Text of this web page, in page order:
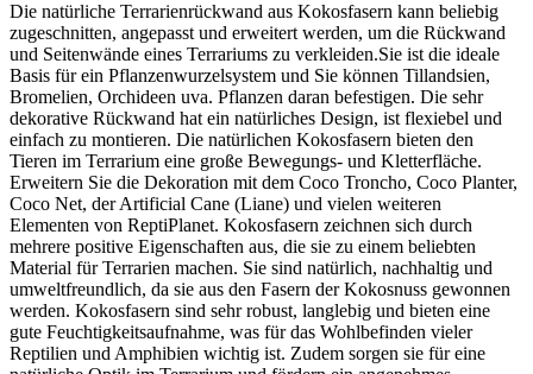
Die natürliche Terrarienrückwand aus Kokosfasern kann beliebig
zugeschnitten, angepasst und erweitert werden, um die Rückwand
und Seitenwände eines Terrariums zu verkleiden.Sie ist die ideale
Basis für ein Pflanzenwurzelsystem und Sie können Tillandsien,
Bromelien, Orchideen uva. Pflanzen daran befestigen. Die sehr
dekorative Rückwand hat ein natürliches Design, ist flexiebel und
einfach zu montieren. Die natürlichen Kokosfasern bieten den
Tieren im Terrarium eine große Bewegungs- und Kletterfläche.
Erweitern Sie die Dekoration mit dem Coco Troncho, Coco Planter,
Coco Net, der Artificial Cane (Liane) und vielen weiteren
Elementen von ReptiPlanet. Kokosfasern zeichnen sich durch
mehrere positive Eigenschaften aus, die sie zu einem beliebten
Material für Terrarien machen. Sie sind natürlich, nachhaltig und
umweltfreundlich, da sie aus den Fasern der Kokosnuss gewonnen
werden. Kokosfasern sind sehr robust, langlebig und bieten eine
gute Feuchtigkeitsaufnahme, was für das Wohlbefinden vieler
Reptilien und Amphibien wichtig ist. Zudem sorgen sie für eine